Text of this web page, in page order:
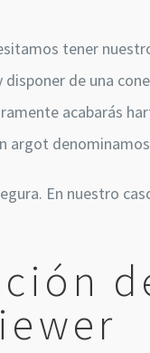
tener
de una
acabarás
argot denominamos
En nuestro